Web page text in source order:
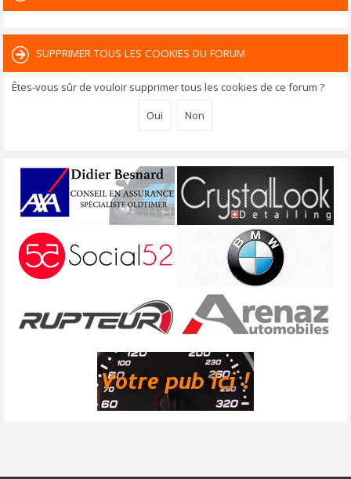
SUPPRIMER TOUS LES COOKIES DU FORUM
Êtes-vous sûr de vouloir supprimer tous les cookies de ce forum ?